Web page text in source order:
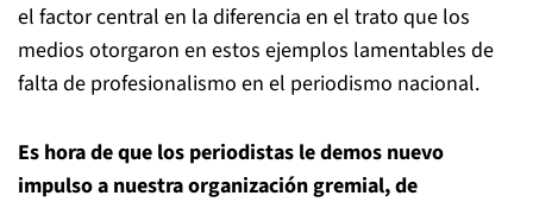
el factor central en la diferencia en el trato que los
medios otorgaron en estos ejemplos lamentables de
falta de profesionalismo en el periodismo nacional.
Es hora de que los periodistas le demos nuevo
impulso a nuestra organización gremial, de